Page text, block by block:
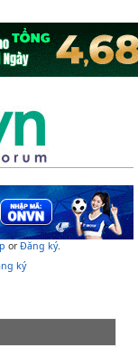
orĐăng ký.
ký